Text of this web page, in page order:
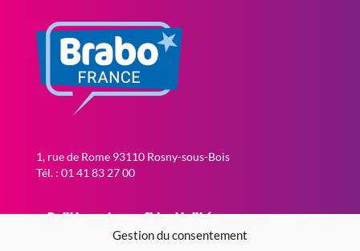
Gestion du consentement
1, rue de Rome 93110 Rosny-sous-Bois
Tél. : 01 41 83 27 00
Politique de confidentialité
Politique de cookies (EU)